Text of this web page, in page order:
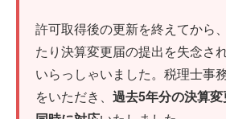
許可取得後の更新を終えてから
たり決算変更届の提出を失念さ
いらっしゃいました。税理士事
をいただき、 過去5年分の決算